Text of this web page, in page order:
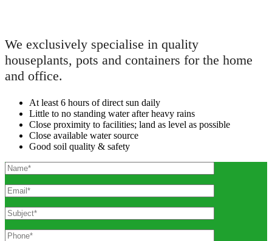
We exclusively specialise in quality
houseplants, pots and containers for the home
and office.
At least 6 hours of direct sun daily
Little to no standing water after heavy rains
Close proximity to facilities; land as level as possible
Close available water source
Good soil quality & safety